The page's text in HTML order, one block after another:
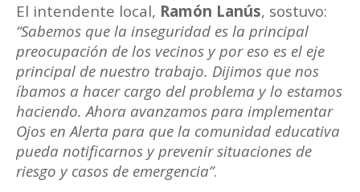
El intendente local, Ramón Lanús, sostuvo:
“Sabemos que la inseguridad es la principal
preocupación de los vecinos y por eso es el eje
principal de nuestro trabajo. Dijimos que nos
íbamos a hacer cargo del problema y lo estamos
haciendo. Ahora avanzamos para implementar
Ojos en Alerta para que la comunidad educativa
pueda notificarnos y prevenir situaciones de
riesgo y casos de emergencia”.